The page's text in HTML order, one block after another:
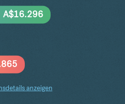
A$16.296
anzeigen